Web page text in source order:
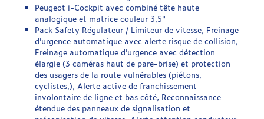
Peugeot i-Cockpit avec combiné tête haute
analogique et matrice couleur 3,5"
Pack Safety Régulateur / Limiteur de vitesse, Freinage
d'urgence automatique avec alerte risque de collision,
Freinage automatique d'urgence avec détection
élargie (3 caméras haut de pare-brise) et protection
des usagers de la route vulnérables (piétons,
cyclistes,), Alerte active de franchissement
involontaire de ligne et bas côté, Reconnaissance
étendue des panneaux de signalisation et